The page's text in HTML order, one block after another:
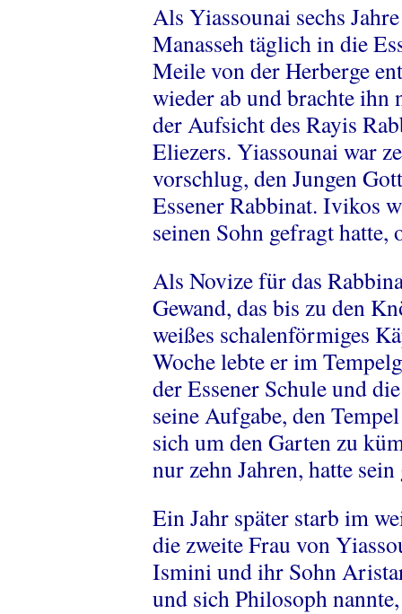
Als Yiassounai sechs
Manasseh täglich in die
Meile von der Herberge
wieder ab und brachte ihn
der Aufsicht des Rayis
Eliezers. Yiassounai war
vorschlug, den Jungen
Essener Rabbinat. Ivikos
seinen Sohn gefragt
Als Novize für das
Gewand, das bis zu den
weißes schalenförmiges
Woche lebte er im
der Essener Schule und
seine Aufgabe, den
sich um den Garten zu
nur zehn Jahren, hatte
Ein Jahr später starb im
die zweite Frau von
Ismini und ihr Sohn
und sich Philosoph